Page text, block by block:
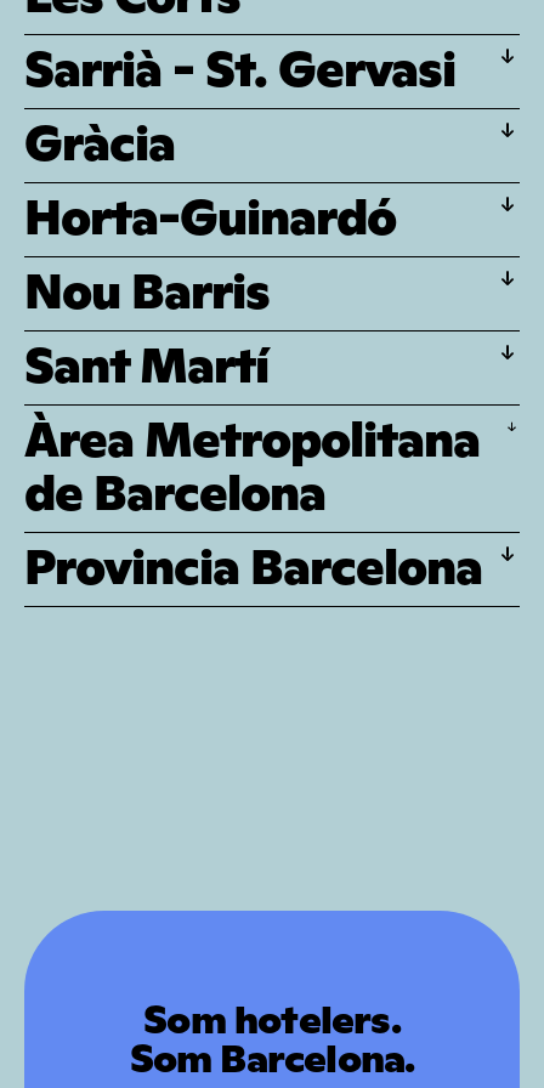
Sarrià - St. Gervasi
Gràcia
Horta-Guinardó
Nou Barris
Sant Martí
Àrea Metropolitana
de Barcelona
Provincia Barcelona
Som hotelers.
Som Barcelona.